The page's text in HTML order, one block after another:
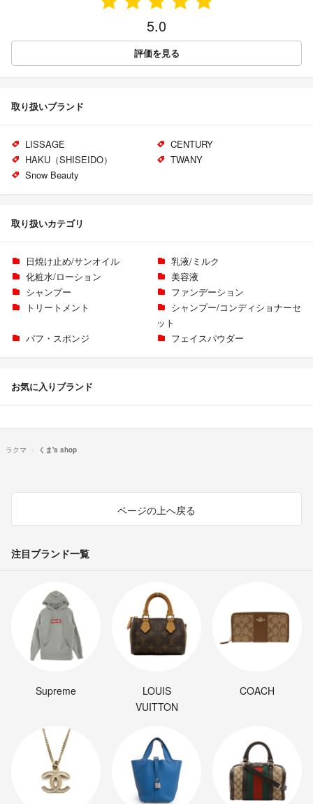
5.0
評価を見る
取り扱いブランド
LISSAGE
CENTURY
HAKU（SHISEIDO）
TWANY
Snow Beauty
取り扱いカテゴリ
日焼け止め/サンオイル
乳液/ミルク
化粧水/ローション
美容液
シャンプー
ファンデーション
トリートメント
シャンプー/コンディショナーセ
ット
パフ・スポンジ
フェイスパウダー
お気に入りブランド
ラクマ くま's shop
ページの上へ戻る
注目ブランド一覧
Supreme
LOUIS
VUITTON
COACH